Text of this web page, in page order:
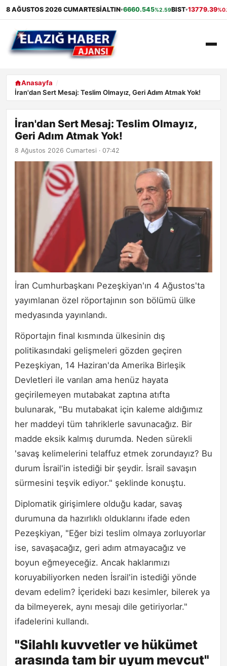
8 AĞUSTOS 2026 CUMARTESIALTIN▾6660.545%2.59BIST▾13779.39
ANASAYFA
GÜNDEM
EKONOMI
SAĞLIK
ALIŞVERIŞ
Anasayfa
İran'dan Sert Mesaj: Teslim Olmayız, Geri Adım Atmak Yok!
İran'dan Sert Mesaj: Teslim Olmayız,
Geri Adım Atmak Yok!
8 Ağustos 2026 Cumartesi · 07:42
İran Cumhurbaşkanı Pezeşkiyan'ın 4 Ağustos'ta
yayımlanan özel röportajının son bölümü ülke
medyasında yayınlandı.
Röportajın final kısmında ülkesinin dış
politikasındaki gelişmeleri gözden geçiren
Pezeşkiyan, 14 Haziran'da Amerika Birleşik
Devletleri ile varılan ama henüz hayata
geçirilemeyen mutabakat zaptına atıfta
bulunarak, "Bu mutabakat için kaleme aldığımız
her maddeyi tüm tahriklerle savunacağız. Bir
madde eksik kalmış durumda. Neden sürekli
'savaş kelimelerini telaffuz etmek zorundayız? Bu
durum İsrail'in istediği bir şeydir. İsrail savaşın
sürmesini teşvik ediyor." şeklinde konuştu.
Diplomatik girişimlere olduğu kadar, savaş
durumuna da hazırlıklı olduklarını ifade eden
Pezeşkiyan, "Eğer bizi teslim olmaya zorluyorlar
ise, savaşacağız, geri adım atmayacağız ve
boyun eğmeyeceğiz. Ancak haklarımızı
koruyabiliyorken neden İsrail'in istediği yönde
devam edelim? İçerideki bazı kesimler, bilerek ya
da bilmeyerek, aynı mesajı dile getiriyorlar."
ifadelerini kullandı.
"Silahlı kuvvetler ve hükümet
arasında tam bir uyum mevcut"